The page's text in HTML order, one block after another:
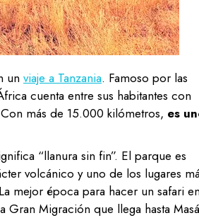
un viaje a Tanzania. Famoso por las
cuenta entre sus habitantes con
más de 15.000 kilómetros, es
“llanura sin fin”. El parque es
volcánico y uno de los lugares
mejor época para hacer un safari
Gran Migración que llega hasta